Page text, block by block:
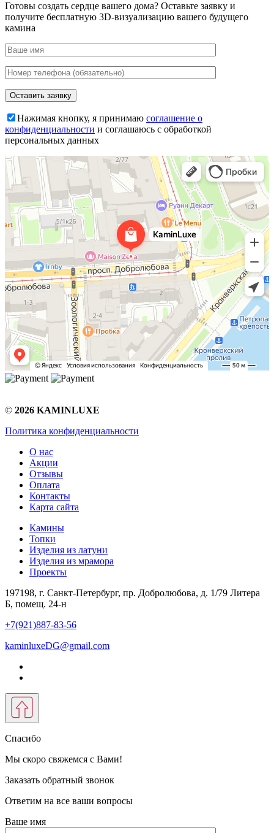
Готовы создать сердце вашего дома? Оставьте заявку и
получите бесплатную 3D-визуализацию вашего будущего
камина
Нажимая кнопку, я принимаю соглашение о
конфиденциальности и соглашаюсь с обработкой
персональных данных
© 2026 KAMINLUXE
Политика конфиденциальности
О нас
Акции
Отзывы
Оплата
Контакты
Карта сайта
Камины
Топки
Изделия из латуни
Изделия из мрамора
Проекты
197198, г. Санкт-Петербург, пр. Добролюбова, д. 1/79 Литера
Б, помещ. 24-н
+7(921)887-83-56
kaminluxeDG@gmail.com
Спасибо
Мы скоро свяжемся с Вами!
Заказать обратный звонок
Ответим на все ваши вопросы
Ваше имя